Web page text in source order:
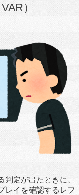
）
判定が出たときに、
レイを確認するレフ